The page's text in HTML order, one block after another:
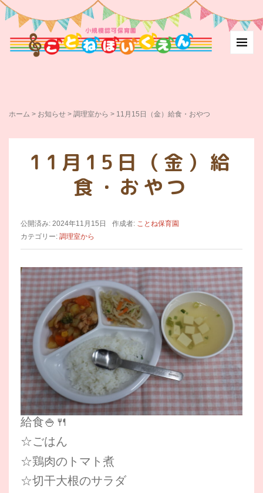
ホーム > お知らせ > 調理室から > 11月15日（金）給食・おやつ
11月15日（金）給
食・おやつ
公開済み: 2024年11月15日 作成者: ことね保育園
カテゴリー: 調理室から
給食🍚🍴
☆ごはん
☆鶏肉のトマト煮
☆切干大根のサラダ